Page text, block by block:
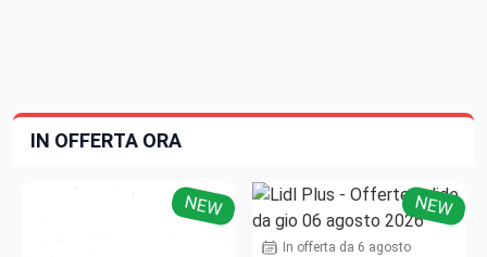
IN OFFERTA ORA
NEW NEW
In offerta da 6 agosto